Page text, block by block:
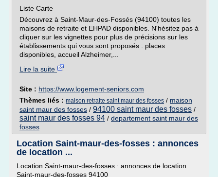
Liste Carte
Découvrez à Saint-Maur-des-Fossés (94100) toutes les
maisons de retraite et EHPAD disponibles. N'hésitez pas à
cliquer sur les vignettes pour plus de précisions sur les
établissements qui vous sont proposés : places
disponibles, accueil Alzheimer,...
Lire la suite
Site : https://www.logement-seniors.com
Thèmes liés : maison retraite saint maur des fosses / maison
saint maur des fosses / 94100 saint maur des fosses /
saint maur des fosses 94 / departement saint maur des
fosses
Location Saint-maur-des-fosses : annonces
de location ...
Location Saint-maur-des-fosses : annonces de location
Saint-maur-des-fosses 94100